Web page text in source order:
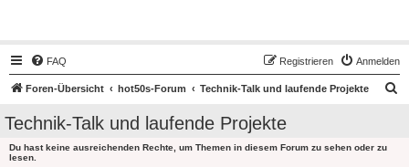
FAQ Anmelden
Registrieren
Foren-Übersicht hot50s-Forum Technik-Talk und laufende Projekte
Technik-Talk und laufende Projekte
Du hast keine ausreichenden Rechte, um Themen in diesem Forum zu sehen oder zu
lesen.